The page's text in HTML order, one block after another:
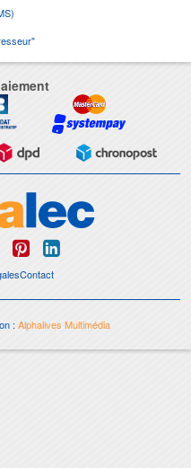
Contact
: Alphalives Multimédia